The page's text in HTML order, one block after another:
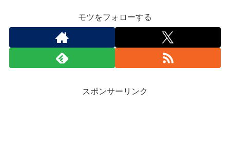
モツをフォローする
スポンサーリンク